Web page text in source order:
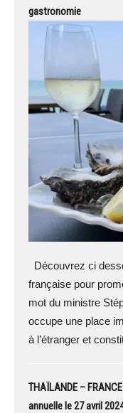
gastronomie
Découvrez ci
française pour
mot du ministre
occupe une place
à l’étranger et
THAÏLANDE –
annuelle le 27 avril